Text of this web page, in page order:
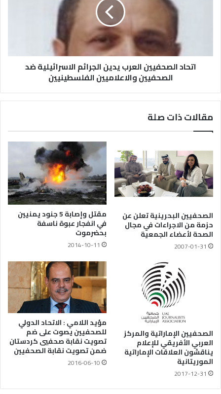
اتحاد الصحفيين العرب يدين الجرائم الاسرائيلية ضد
الصحفيين والاعلاميين الفلسطينيين
مقالات ذات صلة
الصحفيين البحرينية تعلن عن
حزمة من الاجراءات في مجال
الصحة لأعضاء الجمعية
2007-01-31
مقتل وإصابة 5 جنود يمنيين
في انفجار عبوة ناسفة
بحضرموت
2014-10-11
الصحفيين الإماراتية والمركز
العربي الأفريقي للإعلام
يناقشون العلاقات الإماراتية
الموريتانية
2017-12-31
مؤيد اللامي : الاتحاد الدولي
للصحفيين يصوت على ضم
تصويت نقابة صحفيي كردستان
ضمن تصويت نقابة الصحفيين
2016-06-10